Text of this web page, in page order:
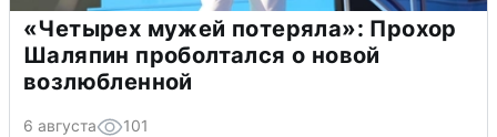
«Четырех мужей потеряла»: Прохор
Шаляпин проболтался о новой
возлюбленной
6 августа 101